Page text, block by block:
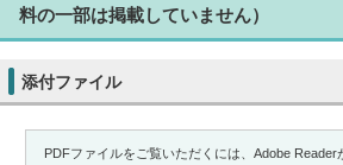
料の一部は掲載していません）
添付ファイル
PDFファイルをご覧いただくには、Adobe Reader